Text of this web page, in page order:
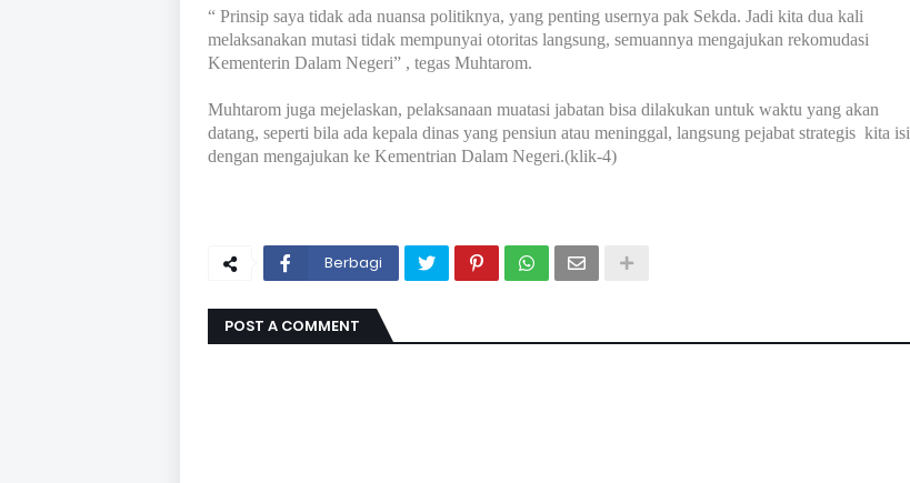
“ Prinsip saya tidak ada nuansa politiknya, yang penting usernya pak Sekda. Jadi kita dua kali
melaksanakan mutasi tidak mempunyai otoritas langsung, semuannya mengajukan rekomudasi
Kementerin Dalam Negeri” , tegas Muhtarom.
Muhtarom juga mejelaskan, pelaksanaan muatasi jabatan bisa dilakukan untuk waktu yang akan
datang, seperti bila ada kepala dinas yang pensiun atau meninggal, langsung pejabat strategis kita isi
dengan mengajukan ke Kementrian Dalam Negeri.(klik-4)
Berbagi
POST A COMMENT